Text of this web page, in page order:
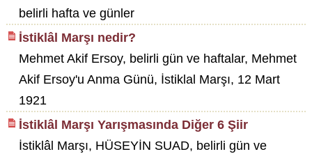
belirli hafta ve günler
İstiklâl Marşı nedir?
Mehmet Akif Ersoy, belirli gün ve haftalar, Mehmet
Akif Ersoy'u Anma Günü, İstiklal Marşı, 12 Mart
1921
İstiklâl Marşı Yarışmasında Diğer 6 Şiir
İstiklâl Marşı, HÜSEYİN SUAD, belirli gün ve